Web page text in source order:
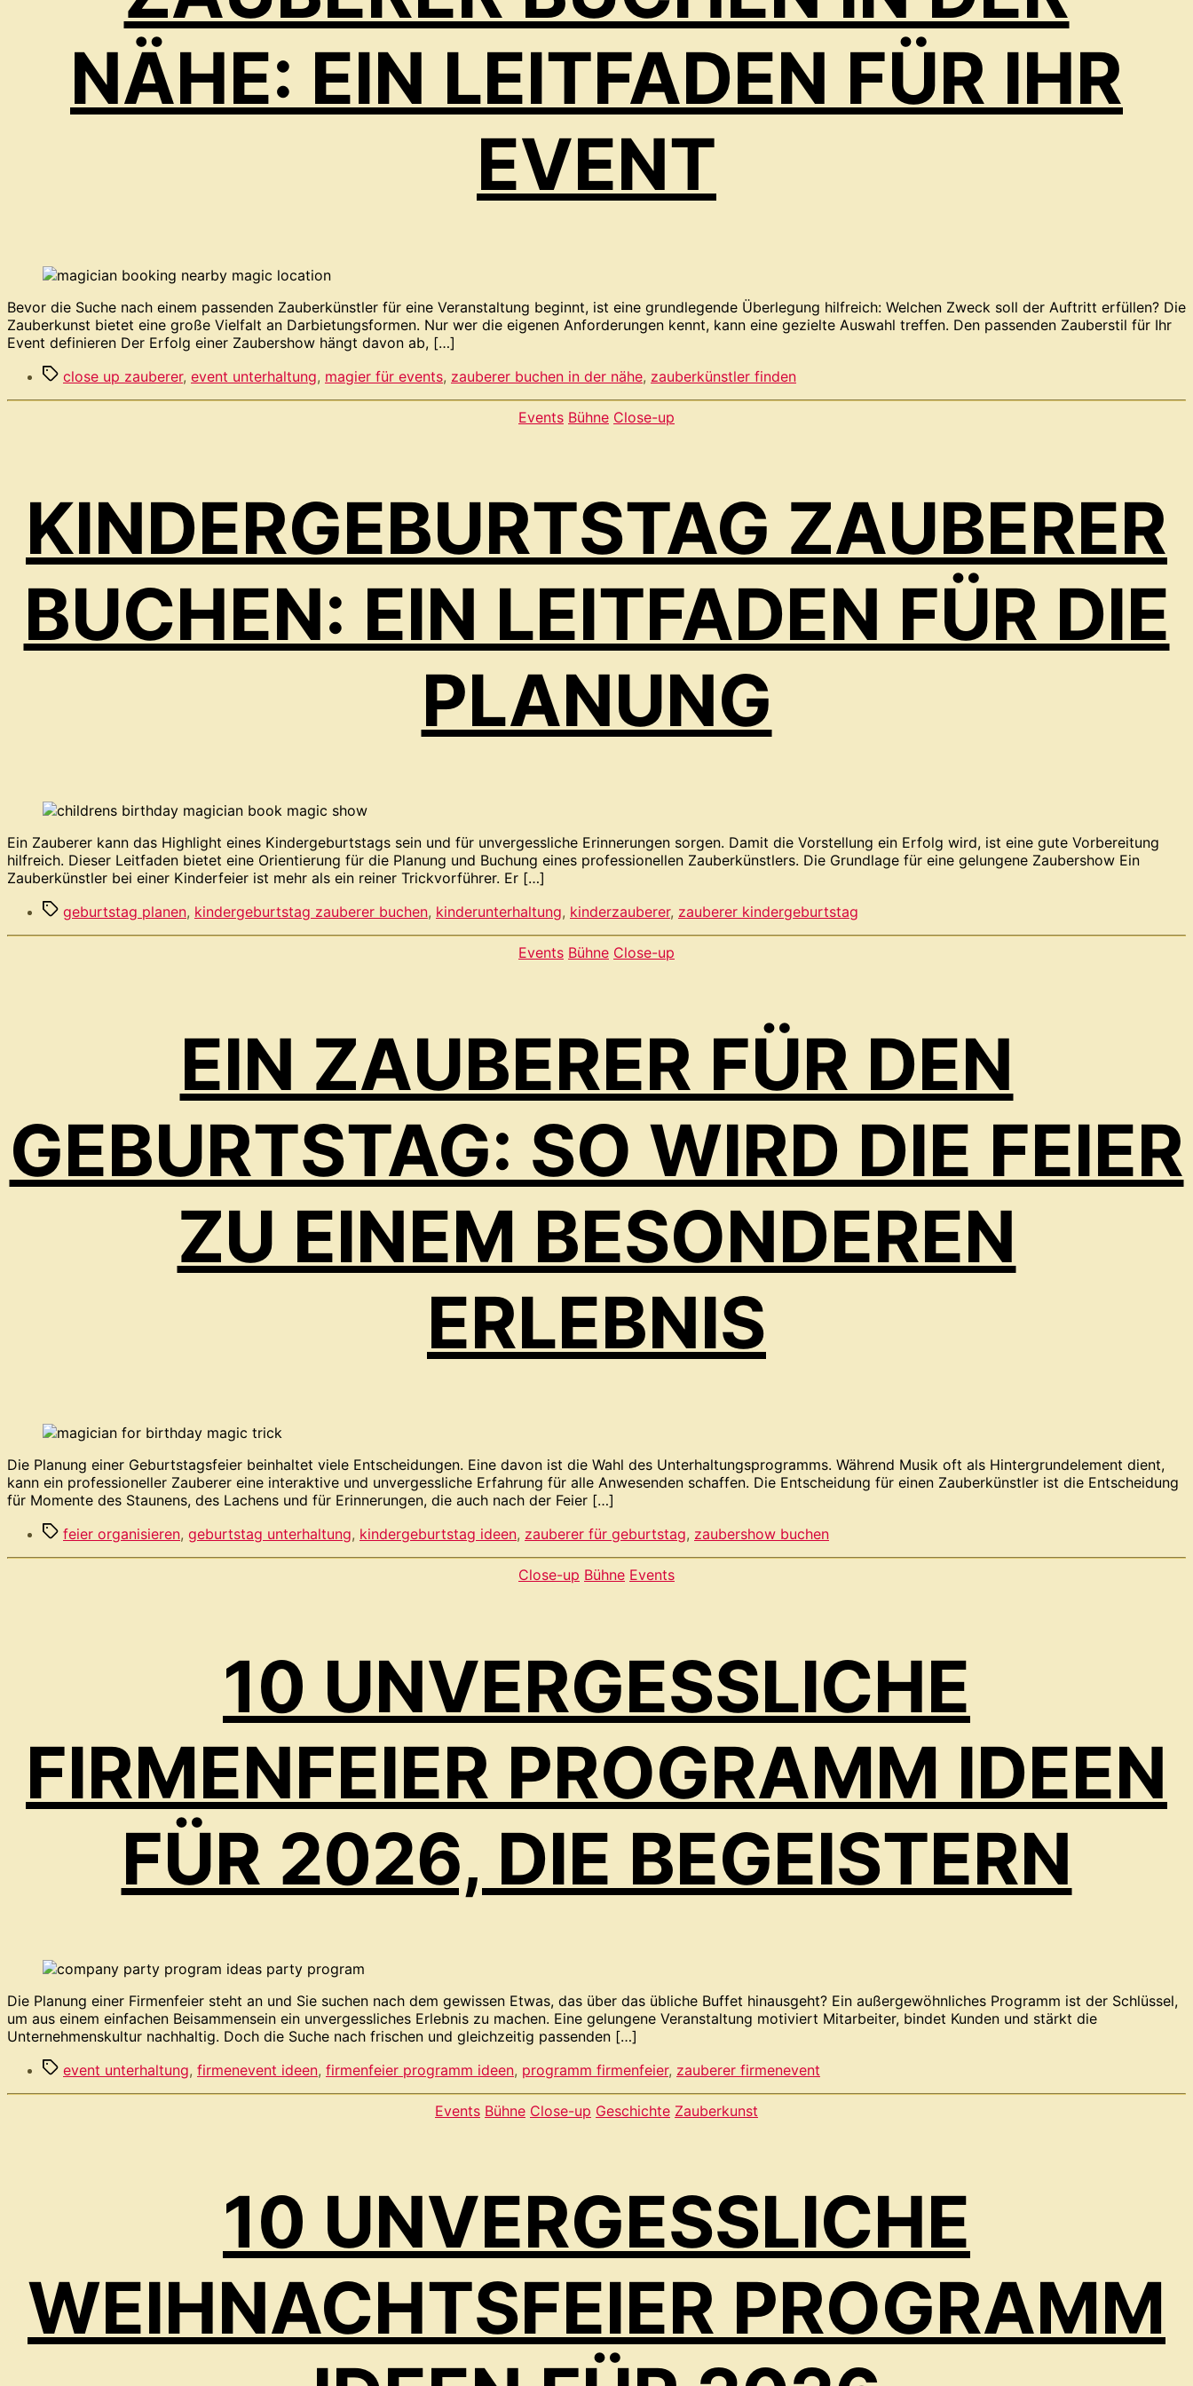
NÄHE: EIN LEITFADEN FÜR IHR
EVENT
Bevor die Suche nach einem passenden Zauberkünstler für eine Veranstaltung beginnt, ist eine grundlegende Überlegung hilfreich: Welchen Zweck soll der Auftritt erfüllen? Die
Zauberkunst bietet eine große Vielfalt an Darbietungsformen. Nur wer die eigenen Anforderungen kennt, kann eine gezielte Auswahl treffen. Den passenden Zauberstil für Ihr
Event definieren Der Erfolg einer Zaubershow hängt davon ab, […]
Schlagwörter
close up zauberer, event unterhaltung, magier für events, zauberer buchen in der nähe, zauberkünstler finden
Kategorien
Events Bühne Close-up
KINDERGEBURTSTAG ZAUBERER
BUCHEN: EIN LEITFADEN FÜR DIE
PLANUNG
Ein Zauberer kann das Highlight eines Kindergeburtstags sein und für unvergessliche Erinnerungen sorgen. Damit die Vorstellung ein Erfolg wird, ist eine gute Vorbereitung
hilfreich. Dieser Leitfaden bietet eine Orientierung für die Planung und Buchung eines professionellen Zauberkünstlers. Die Grundlage für eine gelungene Zaubershow Ein
Zauberkünstler bei einer Kinderfeier ist mehr als ein reiner Trickvorführer. Er […]
Schlagwörter
geburtstag planen, kindergeburtstag zauberer buchen, kinderunterhaltung, kinderzauberer, zauberer kindergeburtstag
Kategorien
Events Bühne Close-up
EIN ZAUBERER FÜR DEN
GEBURTSTAG: SO WIRD DIE FEIER
ZU EINEM BESONDEREN
ERLEBNIS
Die Planung einer Geburtstagsfeier beinhaltet viele Entscheidungen. Eine davon ist die Wahl des Unterhaltungsprogramms. Während Musik oft als Hintergrundelement dient,
kann ein professioneller Zauberer eine interaktive und unvergessliche Erfahrung für alle Anwesenden schaffen. Die Entscheidung für einen Zauberkünstler ist die Entscheidung
für Momente des Staunens, des Lachens und für Erinnerungen, die auch nach der Feier […]
Schlagwörter
feier organisieren, geburtstag unterhaltung, kindergeburtstag ideen, zauberer für geburtstag, zaubershow buchen
Kategorien
Close-up Bühne Events
10 UNVERGESSLICHE
FIRMENFEIER PROGRAMM IDEEN
FÜR 2026, DIE BEGEISTERN
Die Planung einer Firmenfeier steht an und Sie suchen nach dem gewissen Etwas, das über das übliche Buffet hinausgeht? Ein außergewöhnliches Programm ist der Schlüssel,
um aus einem einfachen Beisammensein ein unvergessliches Erlebnis zu machen. Eine gelungene Veranstaltung motiviert Mitarbeiter, bindet Kunden und stärkt die
Unternehmenskultur nachhaltig. Doch die Suche nach frischen und gleichzeitig passenden […]
Schlagwörter
event unterhaltung, firmenevent ideen, firmenfeier programm ideen, programm firmenfeier, zauberer firmenevent
Kategorien
Events Bühne Close-up Geschichte Zauberkunst
10 UNVERGESSLICHE
WEIHNACHTSFEIER PROGRAMM